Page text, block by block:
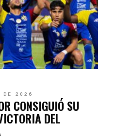
DE 2026
CONSIGUIÓ SU
DEL